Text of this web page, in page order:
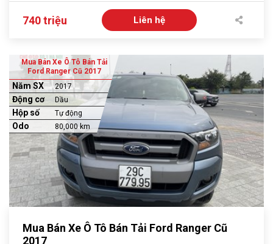
740 triệu Liên hệ
Mua Bán Xe Ô Tô Bán Tải
Ford Ranger Cũ 2017
Năm SX 2017
Động cơ Dầu
Hộp số Tự động
Odo 80,000 km
Mua Bán Xe Ô Tô Bán Tải Ford Ranger Cũ
2017